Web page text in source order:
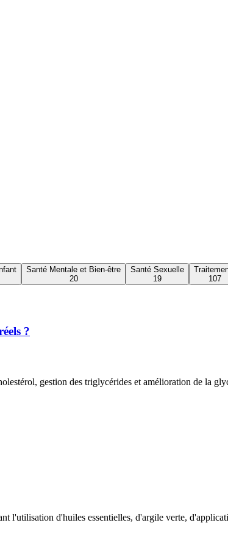
Santé Mentale et Bien-être
20
Santé Sexuelle
19
107
?
gestion des triglycérides et amélioration de la
l'utilisation d'huiles essentielles, d'argile verte,